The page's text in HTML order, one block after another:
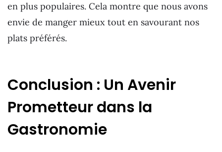
en plus populaires. Cela montre que nous avons
envie de manger mieux tout en savourant nos
plats préférés.
Conclusion : Un Avenir
Prometteur dans la
Gastronomie